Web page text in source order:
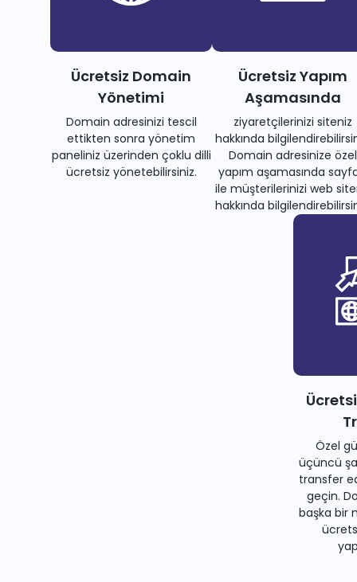
Ücretsiz Domain
Yönetimi
Domain adresinizi tescil
ettikten sonra yönetim
paneliniz üzerinden çoklu dilli
ücretsiz yönetebilirsiniz.
Ücretsiz Yapım
Aşamasında
ziyaretçilerinizi siteniz
hakkında
Domain adresinize özel
yapım aşamasında
ile müşterilerinizi web
hakkında
Özel
üçüncü
transfer
geçin.
başka bir